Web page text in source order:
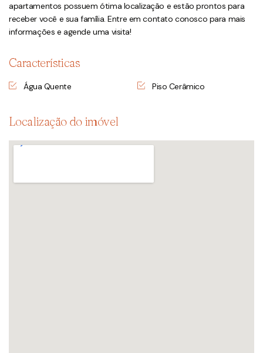
apartamentos possuem ótima localização e estão prontos para
receber você e sua família. Entre em contato conosco para mais
informações e agende uma visita!
Características
Água Quente Piso Cerâmico
Localização do imóvel